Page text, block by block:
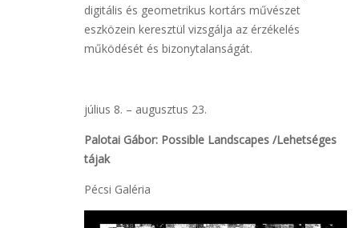
digitális és geometrikus kortárs művészet
eszközein keresztül vizsgálja az érzékelés
működését és bizonytalanságát.
július 8. – augusztus 23.
Palotai Gábor: Possible Landscapes /Lehetséges
tájak
Pécsi Galéria